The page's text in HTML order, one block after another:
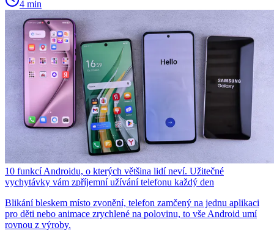
4 min
10 funkcí Androidu, o kterých většina lidí neví. Užitečné
vychytávky vám zpříjemní užívání telefonu každý den
Blikání bleskem místo zvonění, telefon zamčený na jednu aplikaci
pro děti nebo animace zrychlené na polovinu, to vše Android umí
rovnou z výroby.